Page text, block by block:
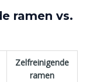
ramen vs.
Zelfreinigende
ramen